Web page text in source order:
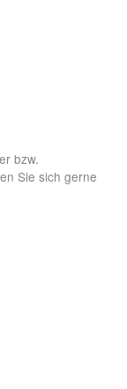
bzw.
Sie sich gerne